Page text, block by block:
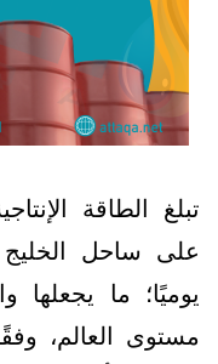
تبلغ الطاقة
يوميًا؛ ما
مستوى العالم،